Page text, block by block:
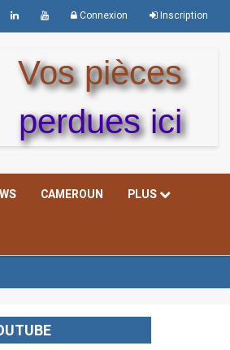
Connexion Inscription
Vos pièces
perdues ici
CAMEROUN PLUS